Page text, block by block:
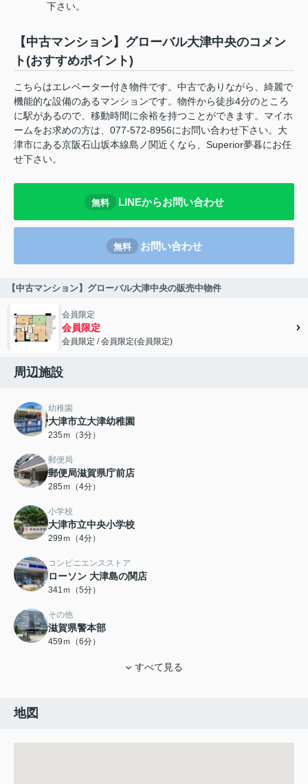
下さい。
【中古マンション】グローバル大津中央のコメン
ト(おすすめポイント)
こちらはエレベーター付き物件です。中古でありながら、綺麗で
機能的な設備のあるマンションです。物件から徒歩4分のところ
に駅があるので、移動時間に余裕を持つことができます。マイホ
ームをお求めの方は、077-572-8956にお問い合わせ下さい。大
津市にある京阪石山坂本線島ノ関近くなら、Superior夢暮にお任
せ下さい。
無料 LINEからお問い合わせ
無料 お問い合わせ
【中古マンション】グローバル大津中央の販売中物件
会員限定
会員限定
会員限定 /会員限定(会員限定)
周辺施設
幼稚園
大津市立大津幼稚園
235ｍ（3分）
郵便局
郵便局滋賀県庁前店
285ｍ（4分）
小学校
大津市立中央小学校
299ｍ（4分）
コンビニエンスストア
ローソン 大津島の関店
341ｍ（5分）
その他
滋賀県警本部
459ｍ（6分）
すべて見る
地図